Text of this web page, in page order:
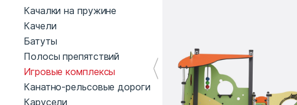
Качалки на пружине
Качели
Батуты
Полосы препятствий
Игровые комплексы
Канатно-рельсовые дороги
Карусели